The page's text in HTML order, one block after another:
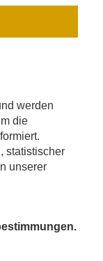
werden
die
statistischer
unserer